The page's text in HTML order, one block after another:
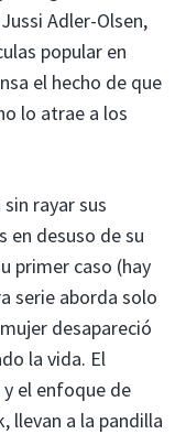
Adler-Olsen,
popular en
el hecho de que
lo atrae a los
rayar sus
en desuso de su
primer caso (hay
serie aborda solo
desapareció
la vida. El
el enfoque de
llevan a la pandilla